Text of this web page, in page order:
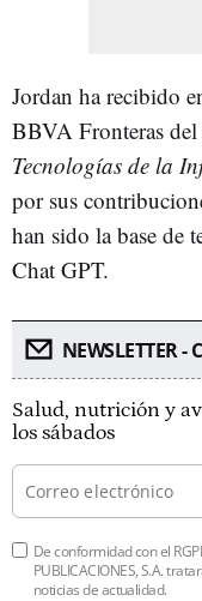
Jordan ha recibido
BBVA Fronteras
Tecnologías de la
por sus
han sido la base de
Chat GPT.
NEWSLETTER -
Salud, nutrición y
los sábados
De conformidad con el
PUBLICACIONES, S.A.
noticias de actualidad.